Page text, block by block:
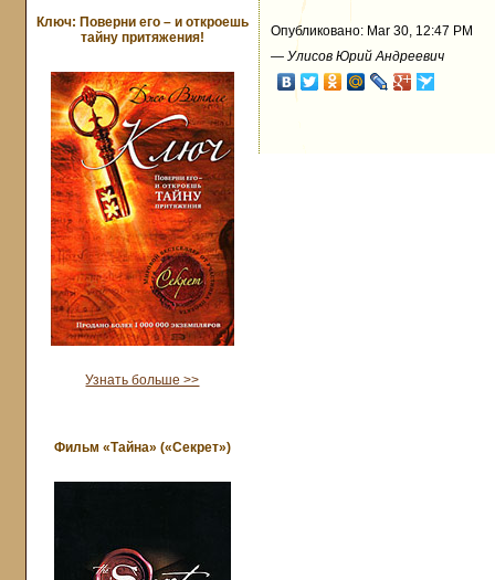
Ключ: Поверни его – и откроешь
тайну притяжения!
Узнать больше >>
Фильм «Тайна» («Секрет»)
Опубликовано: Mar 30, 12:47 PM
— Улисов Юрий Андреевич